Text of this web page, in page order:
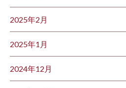
2025年2月
2025年1月
2024年12月